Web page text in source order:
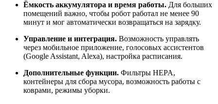
Ёмкость аккумулятора и время работы. Для больших
помещений важно, чтобы робот работал не менее 90
минут и мог автоматически возвращаться на зарядку.
Управление и интеграция. Возможность управлять
через мобильное приложение, голосовых ассистентов
(Google Assistant, Alexa), настройка расписания.
Дополнительные функции. Фильтры HEPA,
контейнеры для сбора мусора, возможность работы с
коврами, режимы уборки.